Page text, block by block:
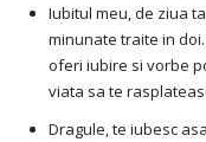
Iubitul meu, de ziua
minunate traite in
oferi iubire si vorbe
viata sa te
Dragule, te iubesc